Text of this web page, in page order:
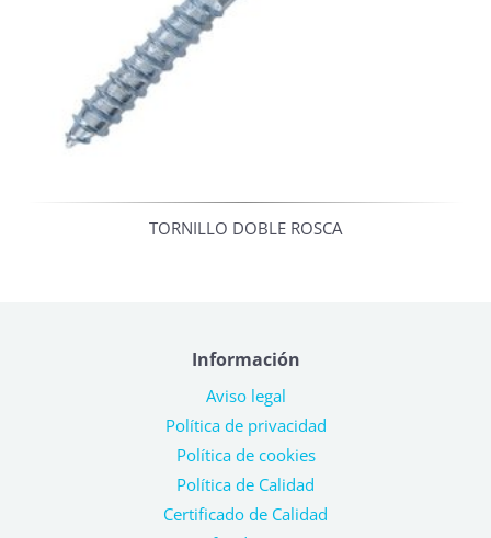
TORNILLO DOBLE ROSCA
Información
Aviso legal
Política de privacidad
Política de cookies
Política de Calidad
Certificado de Calidad